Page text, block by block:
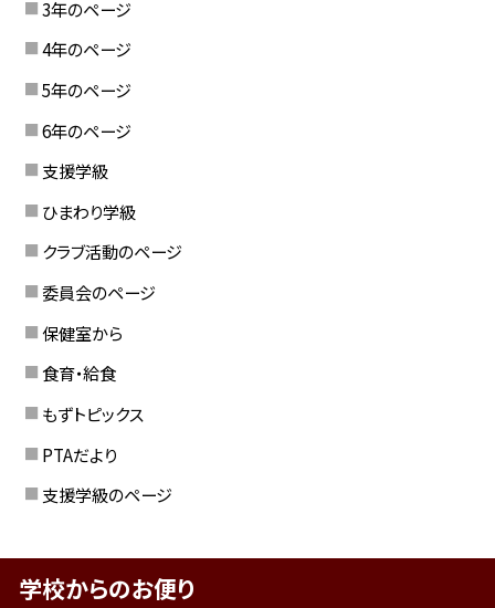
3年のページ
4年のページ
5年のページ
6年のページ
支援学級
ひまわり学級
クラブ活動のページ
委員会のページ
保健室から
食育・給食
もずトピックス
PTAだより
支援学級のページ
学校からのお便り